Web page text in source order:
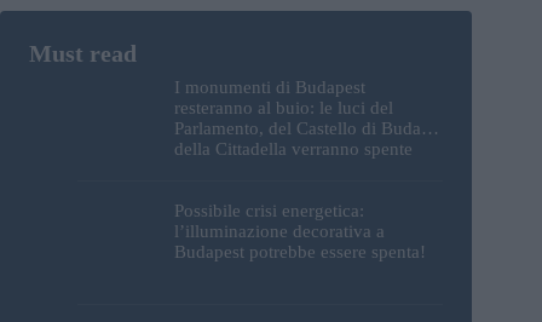
I monumenti di Budapest
resteranno al buio: le luci del
Parlamento, del Castello di Buda e
della Cittadella verranno spente
Possibile crisi energetica:
l’illuminazione decorativa a
Budapest potrebbe essere spenta!